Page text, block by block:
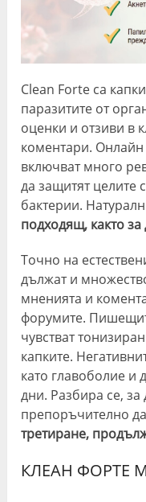
Clean Forte са
паразитите от
оценки и отзиви в
коментари.
включват много
да защитят целите
бактерии.
подходящ, както за
Точно на
дължат и
мненията и
форумите.
чувстват
капките.
като главоболие и
дни. Разбира се, за
препоръчително
третиране,
КЛЕАН ФОРТЕ